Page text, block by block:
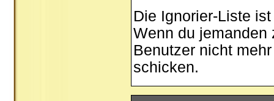
Die Ignorier-Liste
Wenn du jemanden
Benutzer nicht
schicken.